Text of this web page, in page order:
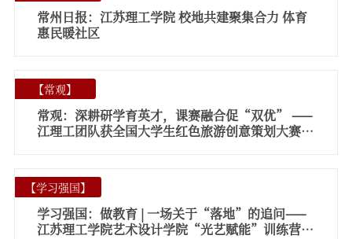
常州日报：江苏理工学院 校地共建聚集合力 体育
惠民暖社区
【常观】
常观：深耕研学育英才，课赛融合促“双优” ——
江理工团队获全国大学生红色旅游创意策划大赛佳
【学习强国】
学习强国：做教育 | 一场关于“落地”的追问——
江苏理工学院艺术设计学院“光艺赋能”训练营纪